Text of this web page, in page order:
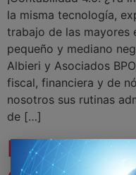
la misma tecnología,
trabajo de las mayores
pequeño y mediano
Albieri y Asociados
fiscal, financiera y de
nosotros sus rutinas
de […]